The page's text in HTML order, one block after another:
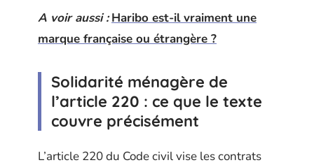
A voir aussi : Haribo est-il vraiment une
marque française ou étrangère ?
Solidarité ménagère de
l’article 220 : ce que le texte
couvre précisément
L’article 220 du Code civil vise les contrats